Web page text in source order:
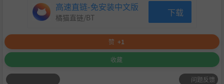
高速直链-免安装中文版
橘猫直链/BT 下载
赞 +1
收藏
问题反馈